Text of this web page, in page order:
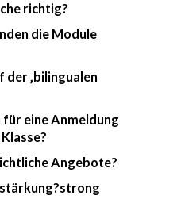
richtig?
die Module
‚bilingualen
eine Anmeldung
Angebote?